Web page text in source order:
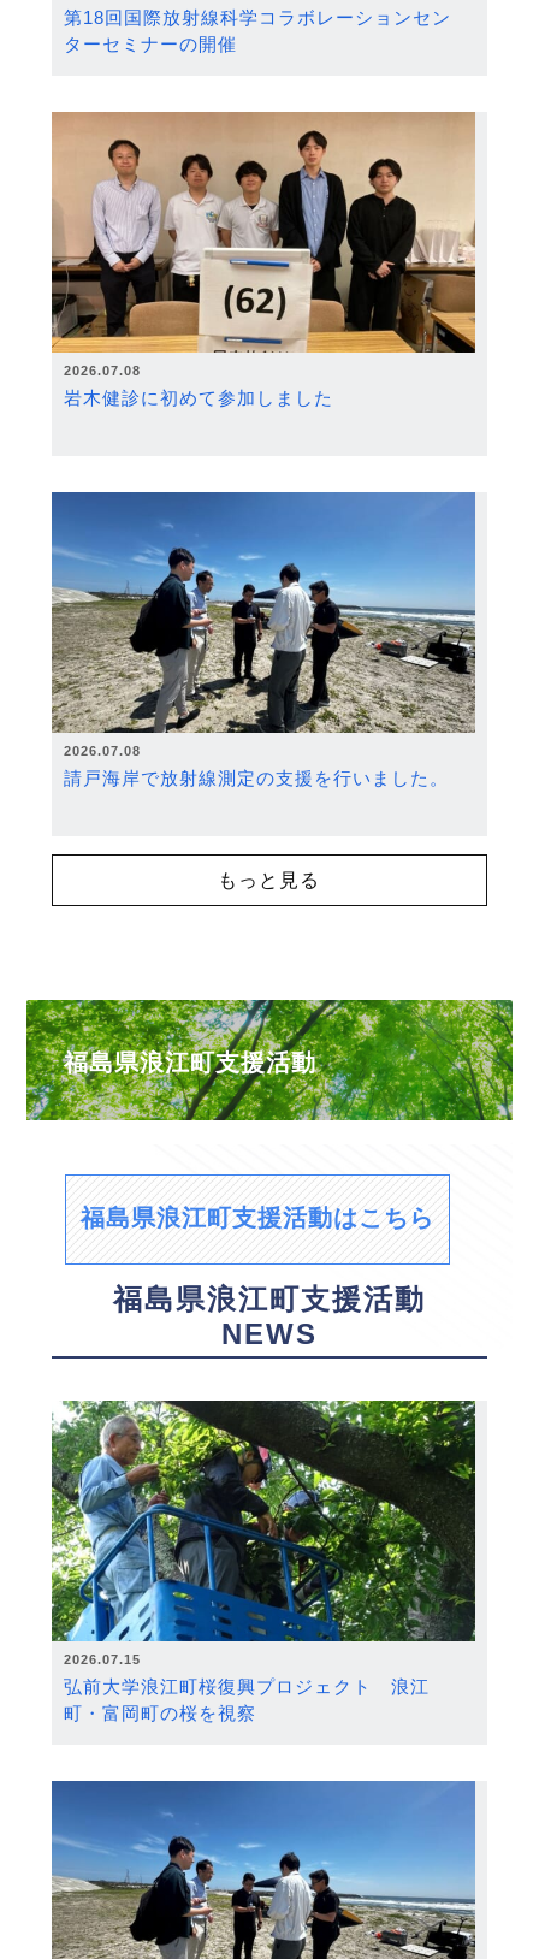
第18回国際放射線科学コラボレーションセン
ターセミナーの開催
2026.07.08
岩木健診に初めて参加しました
2026.07.08
請戸海岸で放射線測定の支援を行いました。
もっと見る
福島県浪江町支援活動
福島県浪江町支援活動はこちら
福島県浪江町支援活動
NEWS
2026.07.15
弘前大学浪江町桜復興プロジェクト 浪江
町・富岡町の桜を視察